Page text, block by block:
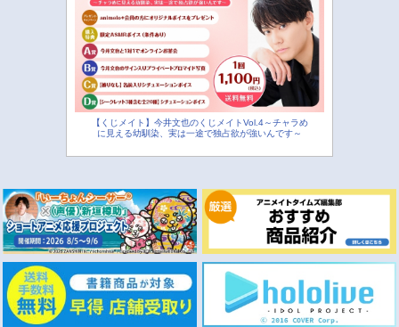
【くじメイト】今井文也のくじメイトVol.4～チャラめ
に見える幼馴染、実は一途で独占欲が強いんです～